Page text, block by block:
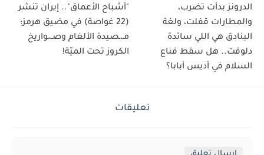
الدرونز بدأت تضرب،
والمطارات قفلت، ولغة
البنادق هي اللي سائدة
دلوقت.. هل سقط قناع
السلام في أديس أبابا؟
"أشباح الأعماق".. إيران تنشر
(22 غواصة) في مضيق هرمز:
مـ،ـصيدة الألغام وصـ،ـواريخ
الكروز تحت الميّة!
تعليقات